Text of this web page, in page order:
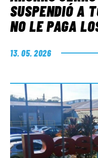
SUSPENDIÓ A
NO LE PAGA
13. 05. 2026